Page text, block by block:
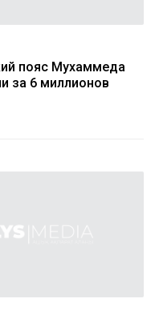
пояс Мухаммеда
за 6 миллионов